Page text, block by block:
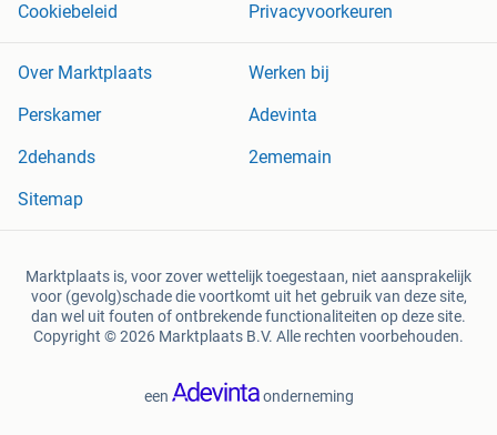
Cookiebeleid
Privacyvoorkeuren
Over Marktplaats
Werken bij
Perskamer
Adevinta
2dehands
2ememain
Sitemap
Marktplaats is, voor zover wettelijk toegestaan, niet aansprakelijk
voor (gevolg)schade die voortkomt uit het gebruik van deze site,
dan wel uit fouten of ontbrekende functionaliteiten op deze site.
Copyright © 2026 Marktplaats B.V. Alle rechten voorbehouden.
een onderneming